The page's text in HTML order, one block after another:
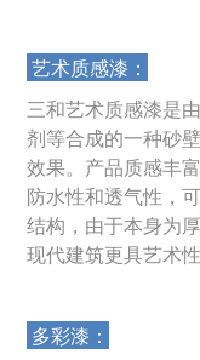
艺术质感漆：
三和艺术质感漆是
剂等合成的一种砂
效果。产品质感丰
防水性和透气性，
结构，由于本身为
现代建筑更具艺术性
多彩漆：